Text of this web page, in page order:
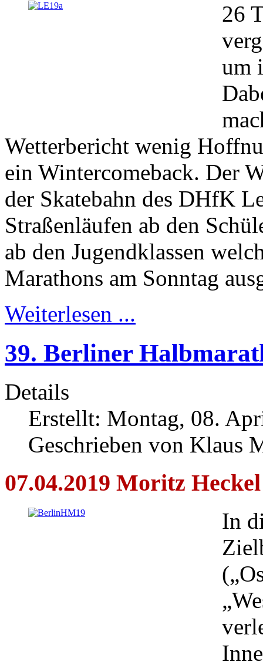
26
um
Wetterbericht wenig
ein Wintercomeback. Der
der Skatebahn des DHfK
Straßenläufen ab den
ab den Jugendklassen
Marathons am Sonntag
Weiterlesen ...
39. Berliner
Details
Erstellt: Montag, 08.
Geschrieben von Klaus
07.04.2019 Moritz
In